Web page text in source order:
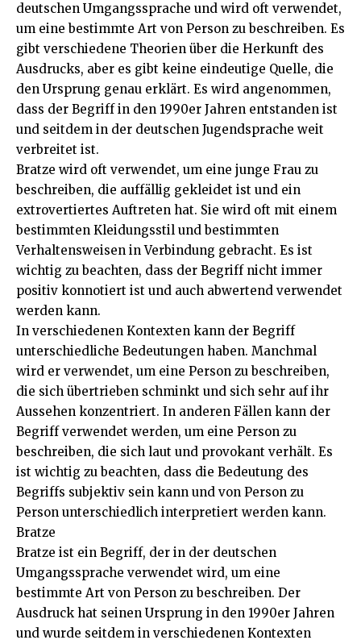
deutschen Umgangssprache und wird oft verwendet,
um eine bestimmte Art von Person zu beschreiben. Es
gibt verschiedene Theorien über die Herkunft des
Ausdrucks, aber es gibt keine eindeutige Quelle, die
den Ursprung genau erklärt. Es wird angenommen,
dass der Begriff in den 1990er Jahren entstanden ist
und seitdem in der deutschen Jugendsprache weit
verbreitet ist.
Bratze wird oft verwendet, um eine junge Frau zu
beschreiben, die auffällig gekleidet ist und ein
extrovertiertes Auftreten hat. Sie wird oft mit einem
bestimmten Kleidungsstil und bestimmten
Verhaltensweisen in Verbindung gebracht. Es ist
wichtig zu beachten, dass der Begriff nicht immer
positiv konnotiert ist und auch abwertend verwendet
werden kann.
In verschiedenen Kontexten kann der Begriff
unterschiedliche Bedeutungen haben. Manchmal
wird er verwendet, um eine Person zu beschreiben,
die sich übertrieben schminkt und sich sehr auf ihr
Aussehen konzentriert. In anderen Fällen kann der
Begriff verwendet werden, um eine Person zu
beschreiben, die sich laut und provokant verhält. Es
ist wichtig zu beachten, dass die Bedeutung des
Begriffs subjektiv sein kann und von Person zu
Person unterschiedlich interpretiert werden kann.
Bratze
Bratze ist ein Begriff, der in der deutschen
Umgangssprache verwendet wird, um eine
bestimmte Art von Person zu beschreiben. Der
Ausdruck hat seinen Ursprung in den 1990er Jahren
und wurde seitdem in verschiedenen Kontexten